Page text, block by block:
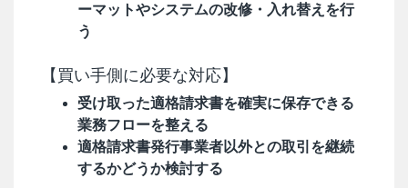
ーマットやシステムの改修・入れ替えを行
う
【買い手側に必要な対応】
受け取った適格請求書を確実に保存できる
業務フローを整える
適格請求書発行事業者以外との取引を継続
するかどうか検討する